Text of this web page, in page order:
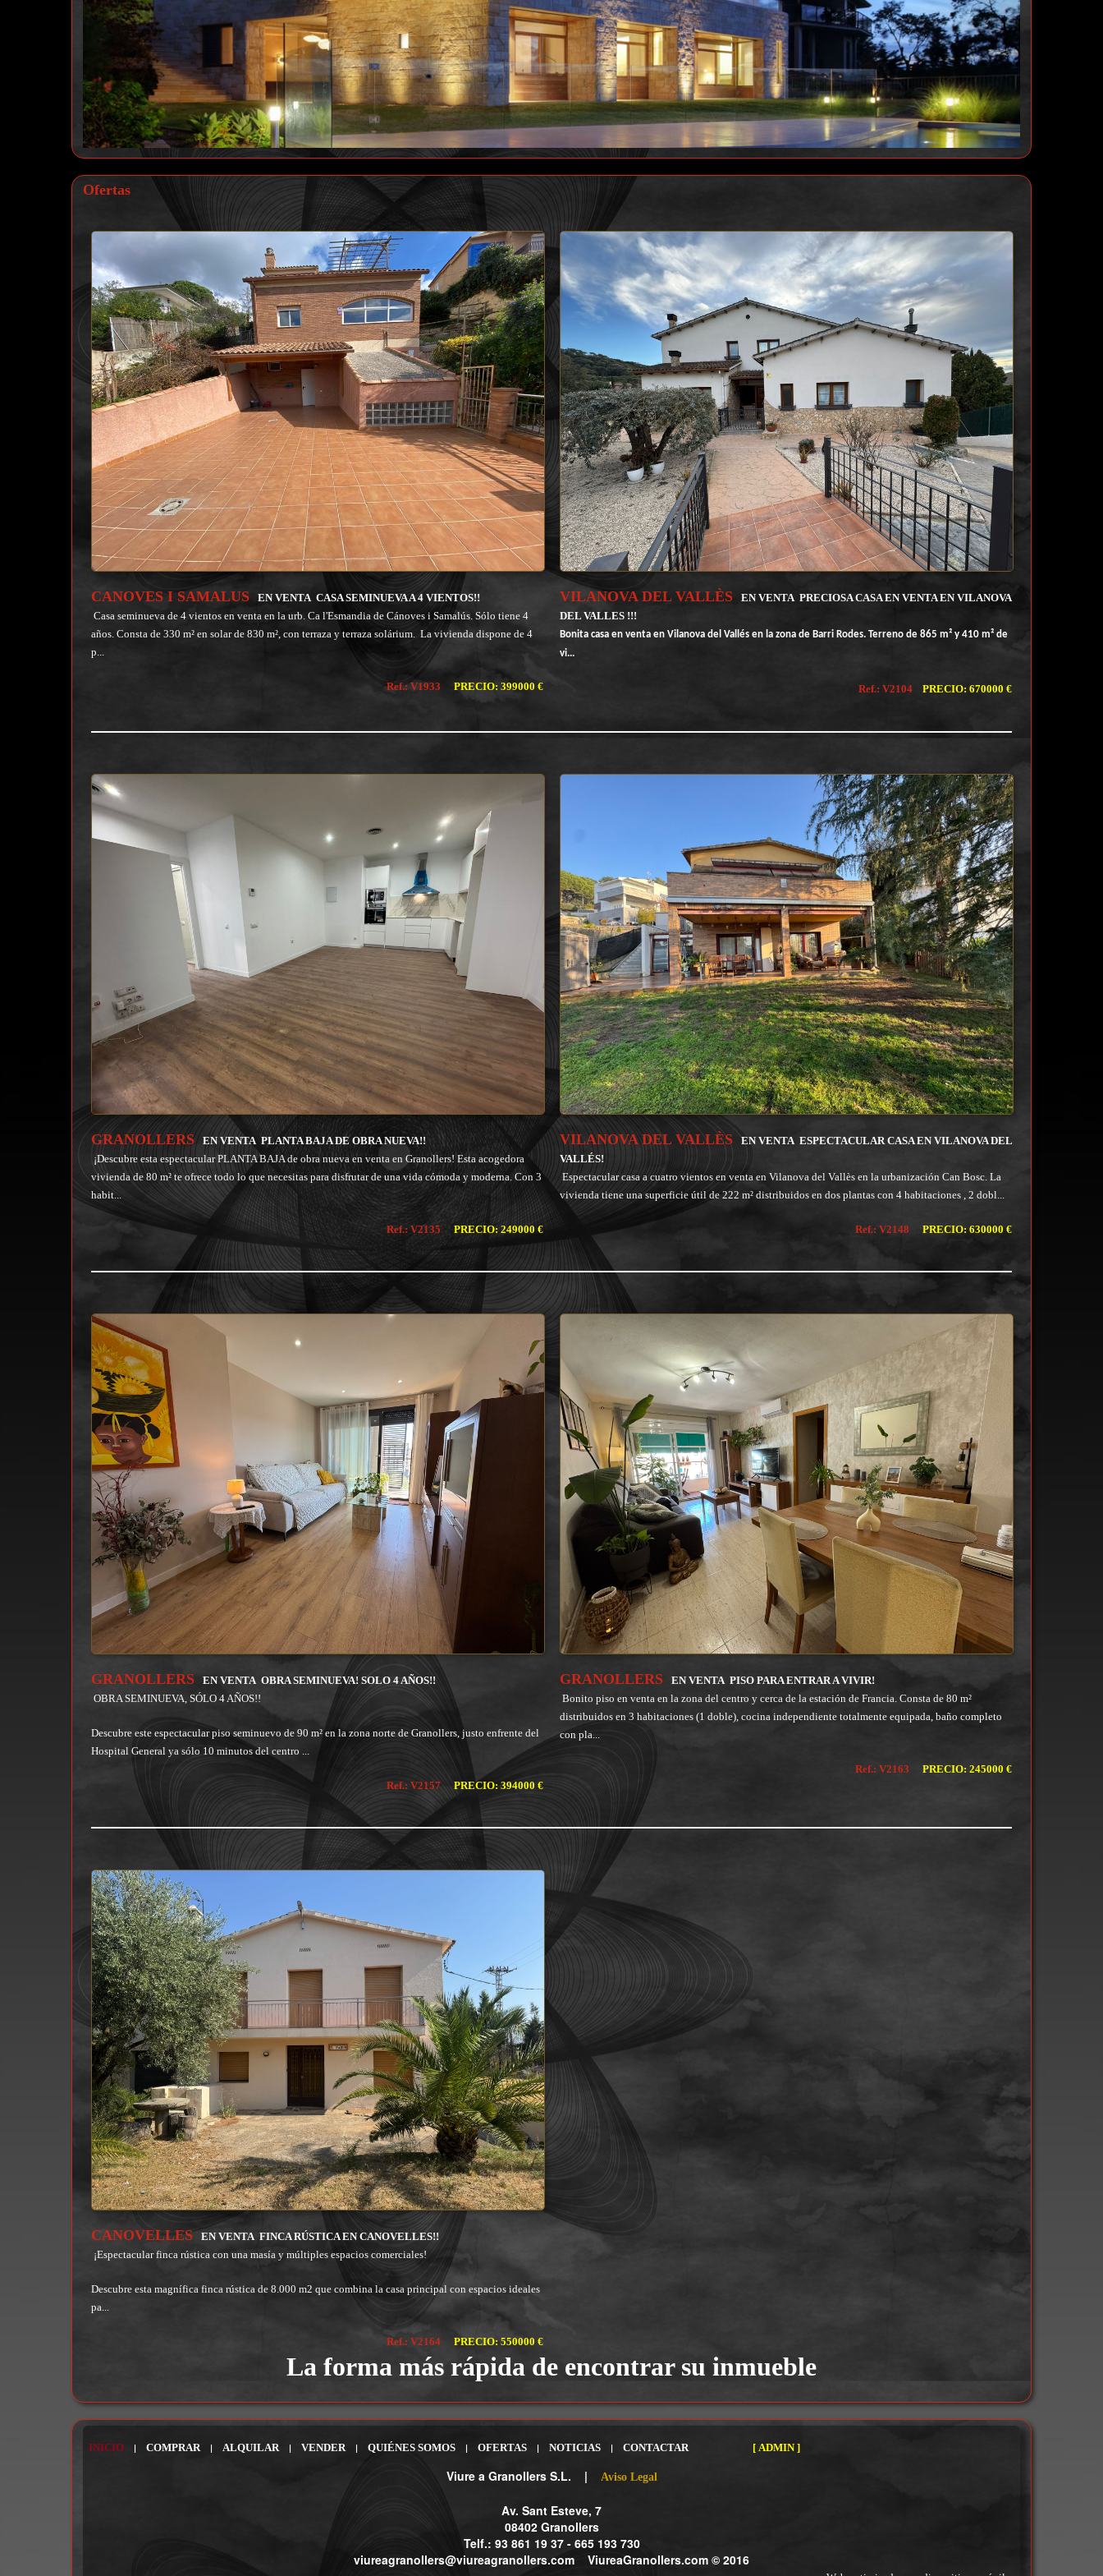
Ofertas
CANOVES I SAMALUS EN VENTA CASA SEMINUEVA A 4 VIENTOS!!
Casa seminueva de 4 vientos en venta en la urb. Ca l'Esmandia de Cánoves i Samalús. Sólo tiene 4
años. Consta de 330 m² en solar de 830 m², con terraza y terraza solárium. La vivienda dispone de 4
p...
Ref.: V1933 PRECIO: 399000 €
VILANOVA DEL VALLÈS EN VENTA PRECIOSA CASA EN VENTA EN VILANOVA
DEL VALLES !!!
Bonita casa en venta en Vilanova del Vallés en la zona de Barri Rodes. Terreno de 865 m² y 410 m² de
vi...
Ref.: V2104 PRECIO: 670000 €
GRANOLLERS EN VENTA PLANTA BAJA DE OBRA NUEVA!!
¡Descubre esta espectacular PLANTA BAJA de obra nueva en venta en Granollers! Esta acogedora
vivienda de 80 m² te ofrece todo lo que necesitas para disfrutar de una vida cómoda y moderna. Con 3
habit...
Ref.: V2135 PRECIO: 249000 €
VILANOVA DEL VALLÈSEN VENTA ESPECTACULAR CASA EN VILANOVA DEL
VALLÉS!
Espectacular casa a cuatro vientos en venta en Vilanova del Vallès en la urbanización Can Bosc. La
vivienda tiene una superficie útil de 222 m² distribuidos en dos plantas con 4 habitaciones , 2 dobl...
Ref.: V2148 PRECIO: 630000 €
GRANOLLERS EN VENTA OBRA SEMINUEVA! SOLO 4 AÑOS!!
OBRA SEMINUEVA, SÓLO 4 AÑOS!!
Descubre este espectacular piso seminuevo de 90 m² en la zona norte de Granollers, justo enfrente del
Hospital General ya sólo 10 minutos del centro ...
Ref.: V2157 PRECIO: 394000 €
GRANOLLERS EN VENTA PISO PARA ENTRAR A VIVIR!
Bonito piso en venta en la zona del centro y cerca de la estación de Francia. Consta de 80 m²
distribuidos en 3 habitaciones (1 doble), cocina independiente totalmente equipada, baño completo
con pla...
Ref.: V2163 PRECIO: 245000 €
CANOVELLES EN VENTA FINCA RÚSTICA EN CANOVELLES!!
¡Espectacular finca rústica con una masía y múltiples espacios comerciales!
Descubre esta magnífica finca rústica de 8.000 m2 que combina la casa principal con espacios ideales
pa...
Ref.: V2164 PRECIO: 550000 €
La forma más rápida de encontrar su inmueble
INICIO | COMPRAR | ALQUILAR | VENDER | QUIÉNES SOMOS | OFERTAS | NOTICIAS | CONTACTAR [ ADMIN ]
Viure a Granollers S.L. | Aviso Legal
Av. Sant Esteve, 7
08402 Granollers
Telf.: 93 861 19 37 - 665 193 730
viureagranollers@viureagranollers.com ViureaGranollers.com © 2016